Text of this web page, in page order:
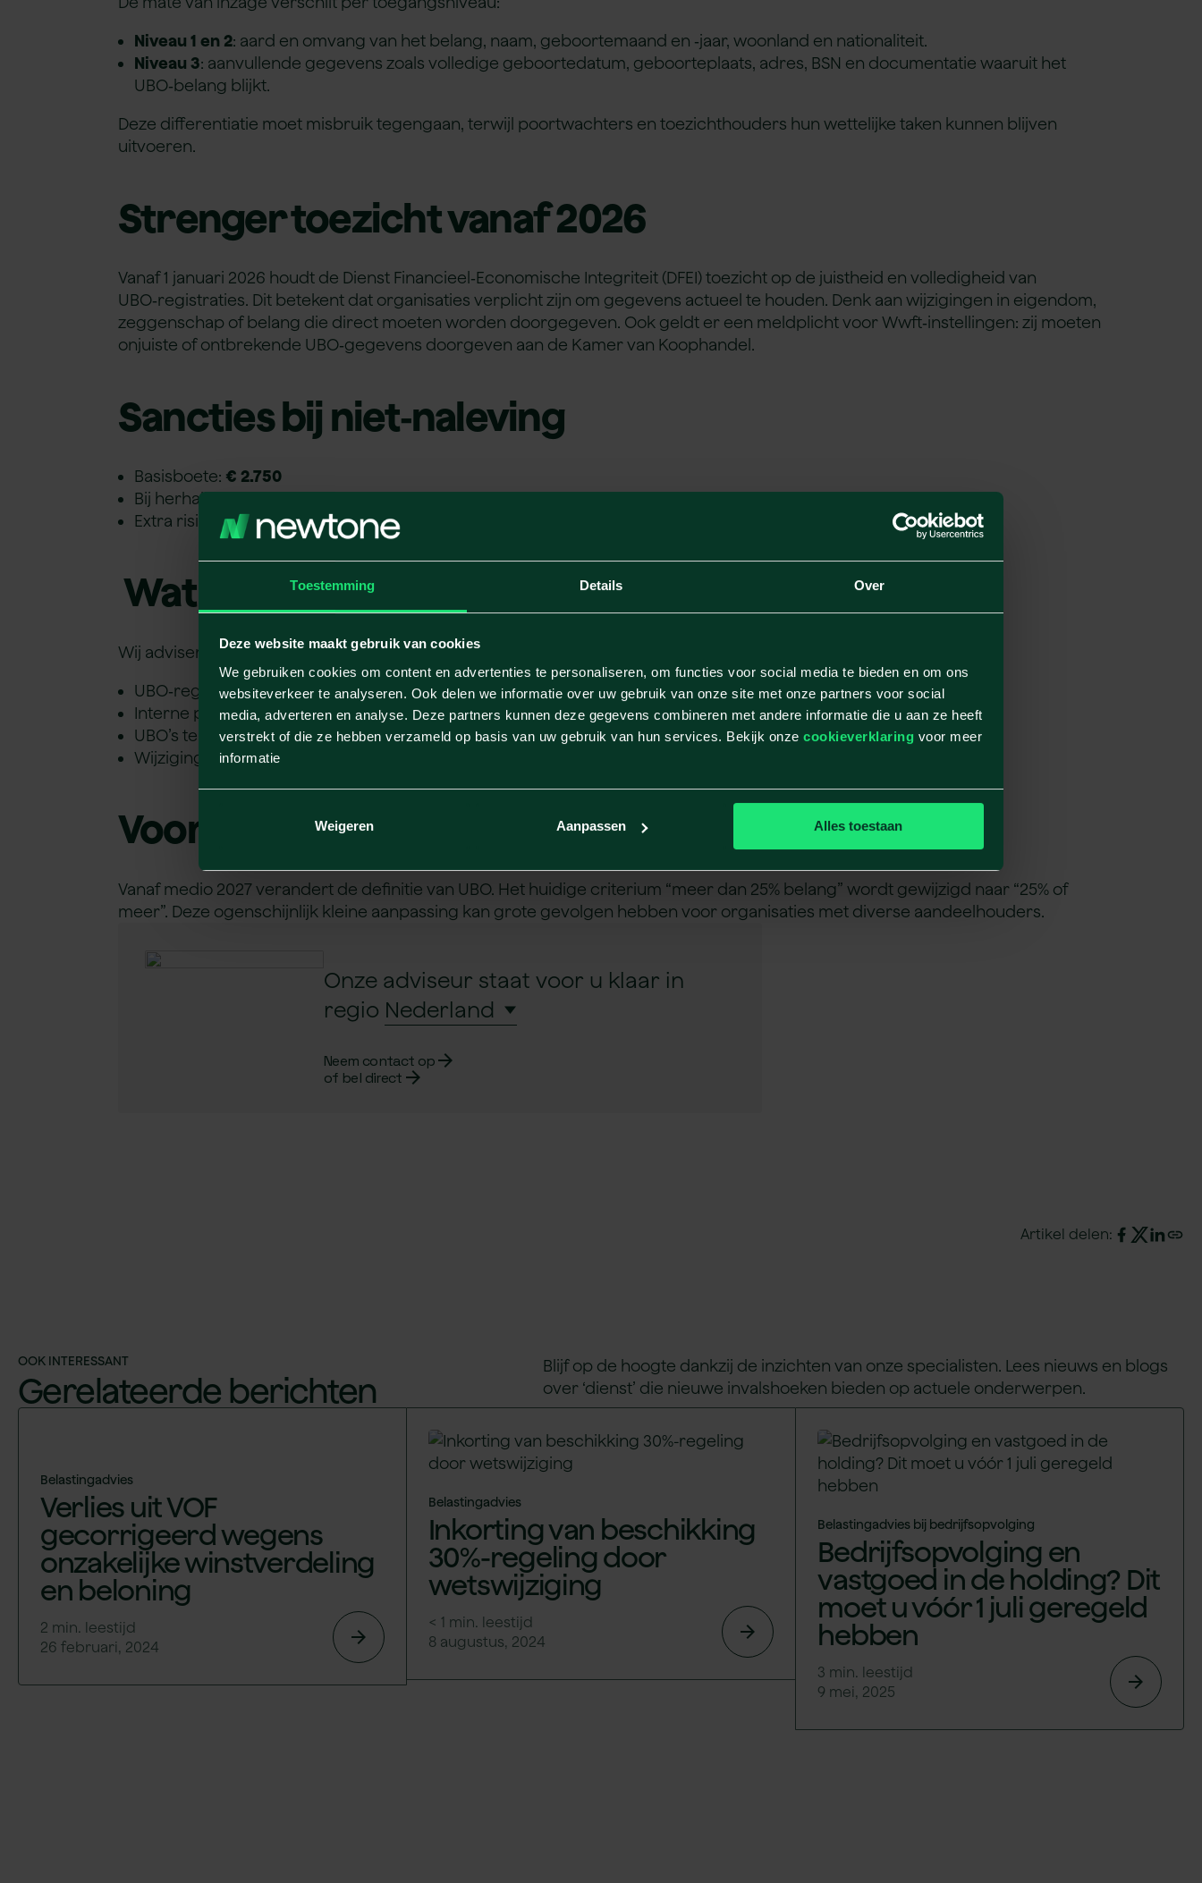
Toestemming Details Over
Deze website maakt gebruik van cookies
We gebruiken cookies om content en advertenties te personaliseren, om functies voor social media te bieden en om ons
websiteverkeer te analyseren. Ook delen we informatie over uw gebruik van onze site met onze partners voor social
media, adverteren en analyse. Deze partners kunnen deze gegevens combineren met andere informatie die u aan ze heeft
verstrekt of die ze hebben verzameld op basis van uw gebruik van hun services. Bekijk onze cookieverklaring voor meer
informatie
Weigeren Aanpassen Alles toestaan
Niveau 1 en 2: aard en omvang van het belang, naam, geboortemaand en ‑jaar, woonland en nationaliteit.
Niveau 3: aanvullende gegevens zoals volledige geboortedatum, geboorteplaats, adres, BSN en documentatie waaruit het
UBO‑belang blijkt.
Deze differentiatie moet misbruik tegengaan, terwijl poortwachters en toezichthouders hun wettelijke taken kunnen blijven
uitvoeren.
Strenger toezicht vanaf 2026
Vanaf 1 januari 2026 houdt de Dienst Financieel‑Economische Integriteit (DFEI) toezicht op de juistheid en volledigheid van
UBO‑registraties. Dit betekent dat organisaties verplicht zijn om gegevens actueel te houden. Denk aan wijzigingen in eigendom,
zeggenschap of belang die direct moeten worden doorgegeven. Ook geldt er een meldplicht voor Wwft‑instellingen: zij moeten
onjuiste of ontbrekende UBO‑gegevens doorgeven aan de Kamer van Koophandel.
Sancties bij niet‑naleving
Basisboete: € 2.750
Bij herhaling: oplopend tot
Extra risico: reputatieschade, vooral voor organisaties onder toezicht.
Wat betekent dit voor u in 2026?
Wij adviseren organisaties om:
UBO‑registraties te controleren op juistheid en compleetheid.
Interne procedures aan te scherpen zodat wijzigingen tijdig worden doorgegeven.
UBO’s te informeren over hun rechten en de mogelijkheid om gegevens in uitzonderlijke gevallen af te schermen.
Wijzigingen goed te documenteren als bewijs van compliance.
Vooruitblik: nieuwe UBO‑definitie in 2027
Vanaf medio 2027 verandert de definitie van UBO. Het huidige criterium “meer dan 25% belang” wordt gewijzigd naar “25% of
meer”. Deze ogenschijnlijk kleine aanpassing kan grote gevolgen hebben voor organisaties met diverse aandeelhouders.
Onze adviseur staat voor u klaar in
regio
Neem contact op
of bel direct
Artikel delen:
OOK INTERESSANT
Gerelateerde berichten
Blijf op de hoogte dankzij de inzichten van onze specialisten. Lees nieuws en blogs
over ‘dienst’ die nieuwe invalshoeken bieden op actuele onderwerpen.
Belastingadvies
Verlies uit VOF
gecorrigeerd wegens
onzakelijke winstverdeling
en beloning
2 min. leestijd
26 februari, 2024
arrow_forward
Belastingadvies
Inkorting van beschikking
30%-regeling door
wetswijziging
< 1 min. leestijd
8 augustus, 2024
arrow_forward
Belastingadvies bij bedrijfsopvolging
Bedrijfsopvolging en
vastgoed in de holding? Dit
moet u vóór 1 juli geregeld
hebben
3 min. leestijd
9 mei, 2025
arrow_forward